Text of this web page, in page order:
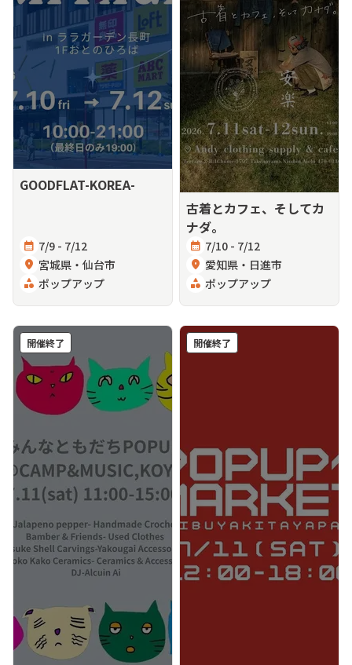
GOODFLAT-KOREA-
calendar_month 7/9 - 7/12
location_on 宮城県・仙台市
category ポップアップ
古着とカフェ、そしてカ
ナダ。
calendar_month 7/10 - 7/12
location_on 愛知県・日進市
category ポップアップ
開催終了 開催終了